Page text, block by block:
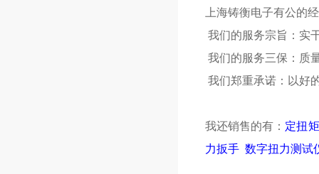
上海铸衡电子有公的
我们的服务宗旨：实
我们的服务三保：质
我们郑重承诺：以好
我还销售的有： 定扭
力扳手 数字扭力测试